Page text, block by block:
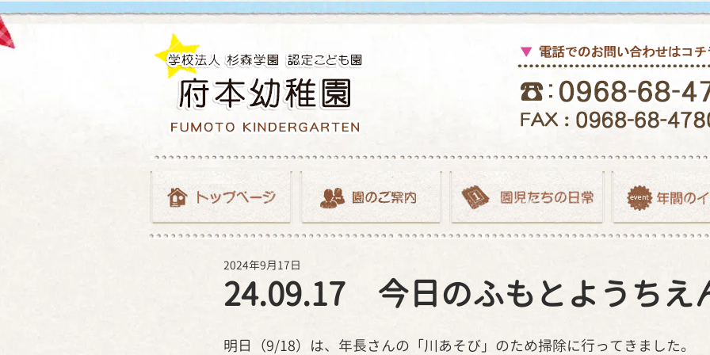
24.09.17 今日のふもとようちえ
2024年9月17日
明日（9/18）は、年長さんの「川あそび」のため掃除に行ってきました。